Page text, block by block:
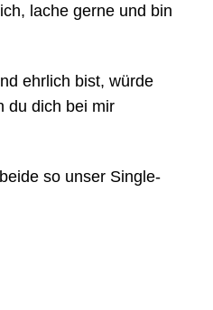
lache gerne und bin
ehrlich bist, würde
du dich bei mir
so unser Single-